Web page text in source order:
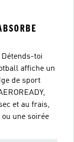
toi
affiche un
de sport
et au frais,
une soirée